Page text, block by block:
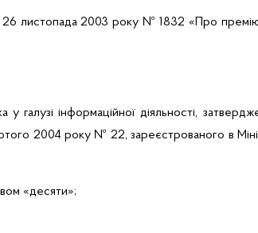
26 листопада 2003 року № 1832 «Про премію
галузі інформаційної діяльності,
2004 року № 22, зареєстрованого в
«десяти»;